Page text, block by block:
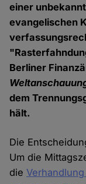
einer
evangelischen
Berliner
dem
hält.
Die
Um die
die